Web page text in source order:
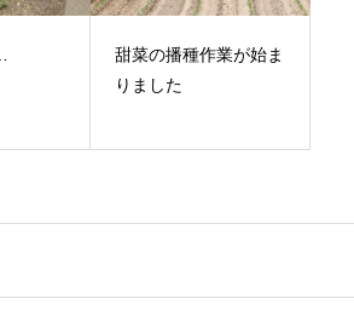
甜菜の播種作業が始ま
りました